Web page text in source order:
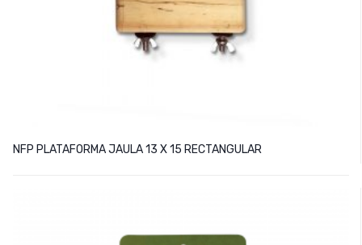
NFP PLATAFORMA JAULA 13 X 15 RECTANGULAR